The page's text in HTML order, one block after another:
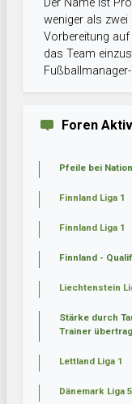
Der Name ist
weniger als
Vorbereitung
das Team
Foren
Pfeile bei
Finnland Liga 1
Finnland Liga 1
Finnland -
Liechtenstein
Stärke durch
Trainer
Lettland Liga 1
Dänemark Liga 5